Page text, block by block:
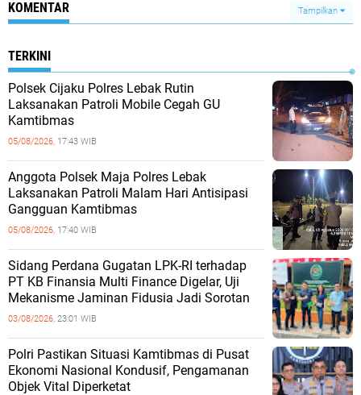
KOMENTAR Tampilkan
TERKINI
Polsek Cijaku Polres Lebak Rutin
Laksanakan Patroli Mobile Cegah GU
Kamtibmas
05/08/2026, 17:43 WIB
Anggota Polsek Maja Polres Lebak
Laksanakan Patroli Malam Hari Antisipasi
Gangguan Kamtibmas
05/08/2026, 17:40 WIB
Sidang Perdana Gugatan LPK-RI terhadap
PT KB Finansia Multi Finance Digelar, Uji
Mekanisme Jaminan Fidusia Jadi Sorotan
03/08/2026, 23:01 WIB
‎Polri Pastikan Situasi Kamtibmas di Pusat
Ekonomi Nasional Kondusif, Pengamanan
Objek Vital Diperketat